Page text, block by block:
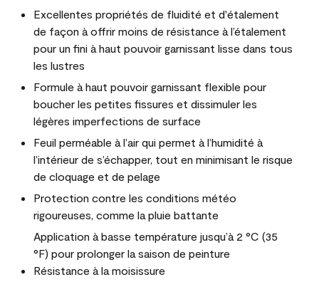
Excellentes propriétés de fluidité et d'étalement
de façon à offrir moins de résistance à l’étalement
pour un fini à haut pouvoir garnissant lisse dans tous
les lustres
Formule à haut pouvoir garnissant flexible pour
boucher les petites fissures et dissimuler les
légères imperfections de surface
Feuil perméable à l’air qui permet à l’humidité à
l’intérieur de s’échapper, tout en minimisant le risque
de cloquage et de pelage
Protection contre les conditions météo
rigoureuses, comme la pluie battante
Application à basse température jusqu’à 2 °C (35
°F) pour prolonger la saison de peinture
Résistance à la moisissure